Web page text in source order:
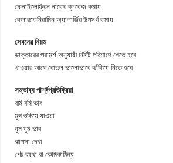
ফেনাইলেফ্রিন নাকের ব্লকেজ কমায়
ক্লোরফেনিরামিন অ্যালার্জির উপসর্গ কমায়
সেবনের নিয়ম
ডাক্তারের পরামর্শ অনুযায়ী নির্দিষ্ট পরিমাণে খেতে হবে
খাওয়ার আগে বোতল ভালোভাবে ঝাঁকিয়ে নিতে হবে
সম্ভাব্য পার্শ্বপ্রতিক্রিয়া
বমি বমি ভাব
মুখ শুকিয়ে যাওয়া
ঘুম ঘুম ভাব
ঝাপসা দেখা
পেট ব্যথা বা কোষ্ঠকাঠিন্য